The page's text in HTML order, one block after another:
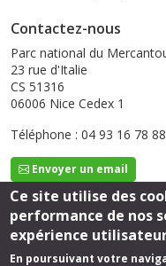
Contactez-nous
Parc national du
23 rue d'Italie
CS 51316
06006 Nice Cedex 1
Téléphone : 04 93 16 78 88
Envoyer un email
Suivez-nous
Ce site utilise des
performance de nos
expérience
En poursuivant votre